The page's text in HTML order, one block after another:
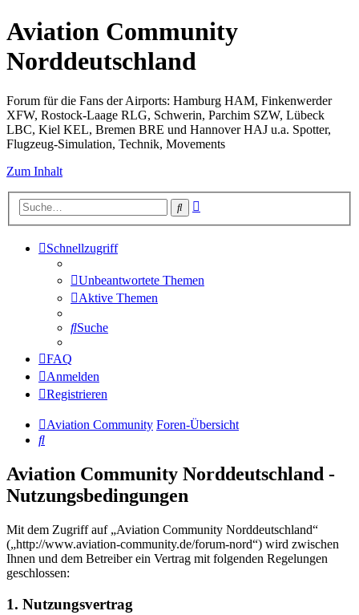
Aviation Community
Norddeutschland
Forum für die Fans der Airports: Hamburg HAM, Finkenwerder
XFW, Rostock-Laage RLG, Schwerin, Parchim SZW, Lübeck
LBC, Kiel KEL, Bremen BRE und Hannover HAJ u.a. Spotter,
Flugzeug-Simulation, Technik, Movements
Zum Inhalt
Suche
Schnellzugriff
Unbeantwortete Themen
Aktive Themen
Suche
FAQ
Anmelden
Registrieren
Aviation Community Foren-Übersicht
Suche
Aviation Community Norddeutschland -
Nutzungsbedingungen
Mit dem Zugriff auf „Aviation Community Norddeutschland“
(„http://www.aviation-community.de/forum-nord“) wird zwischen
Ihnen und dem Betreiber ein Vertrag mit folgenden Regelungen
geschlossen:
1. Nutzungsvertrag